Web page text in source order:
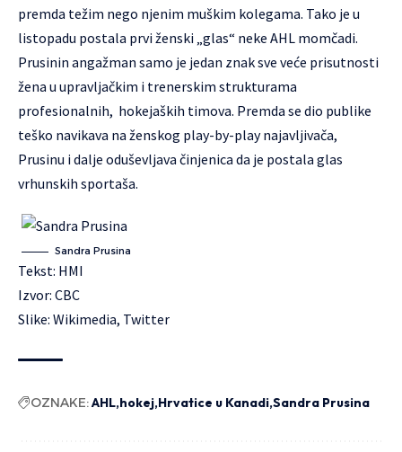
premda težim nego njenim muškim kolegama. Tako je u
listopadu postala prvi ženski „glas“ neke AHL momčadi.
Prusinin angažman samo je jedan znak sve veće prisutnosti
žena u upravljačkim i trenerskim strukturama
profesionalnih, hokejaških timova. Premda se dio publike
teško navikava na ženskog play-by-play najavljivača,
Prusinu i dalje oduševljava činjenica da je postala glas
vrhunskih sportaša.
Sandra Prusina
Tekst: HMI
Izvor: CBC
Slike: Wikimedia, Twitter
OZNAKE:AHL hokej Hrvatice u Kanadi Sandra Prusina